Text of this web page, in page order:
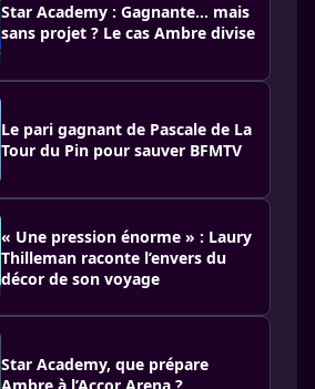
Star Academy : Gagnante… mais
sans projet ? Le cas Ambre divise
Le pari gagnant de Pascale de La
Tour du Pin pour sauver BFMTV
« Une pression énorme » : Laury
Thilleman raconte l’envers du
décor de son voyage
Star Academy, que prépare